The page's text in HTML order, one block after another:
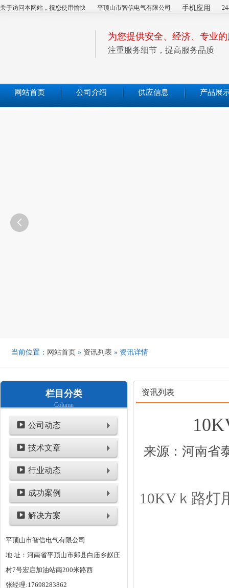
关于访问本网站，祝您使用愉快 平顶山市智信电气有限公司 手机应用
为您提供安全、经济、专业
注重服务细节，提高服务品质
网站首页 公司介绍 供应信息 产品展

当前位置： 网站首页 » 资讯列表 » 资讯详情
栏目分类
Column
公司动态
技术文章
行业动态
成功案例
解决方案
平顶山市智信电气有限公司
地 址：河南省平顶山市郏县白庙乡赵庄
村7号宏启加油站南200米路西
张经理:17698283862
资讯列表
来源：河南省